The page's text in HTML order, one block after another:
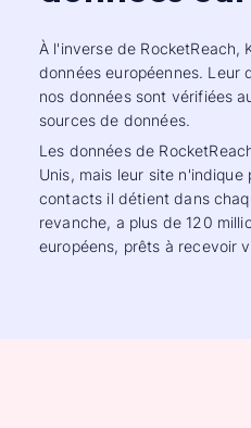
À l'inverse de RocketReach,
données européennes. Leur
nos données sont vérifiées
sources de données.
Les données de
Unis, mais leur site
contacts il détient dans
revanche, a plus de 120
européens, prêts à recevoir